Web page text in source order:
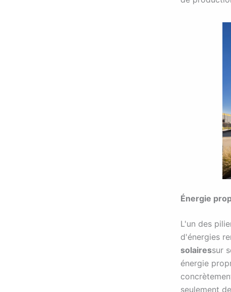
Énergie
L'un des
d'énergies
solairessur
énergie
seulement